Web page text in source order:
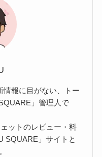
情報に目がない、トー
」管理人で
ットのレビュー・料
SQUARE」サイトと